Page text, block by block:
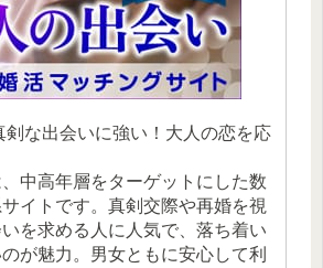
剣な出会いに強い！大人の恋を応
中高年層をターゲットにした数
イトです。真剣交際や再婚を視
を求める人に人気で、落ち着い
が魅力。男女ともに安心して利